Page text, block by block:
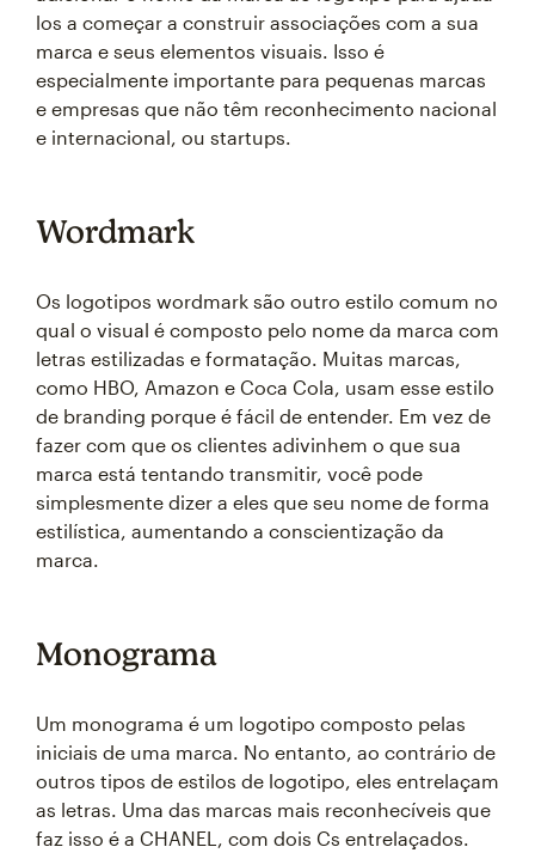
los a começar a construir associações com a sua
marca e seus elementos visuais. Isso é
especialmente importante para pequenas marcas
e empresas que não têm reconhecimento nacional
e internacional, ou startups.
Wordmark
Os logotipos wordmark são outro estilo comum no
qual o visual é composto pelo nome da marca com
letras estilizadas e formatação. Muitas marcas,
como HBO, Amazon e Coca Cola, usam esse estilo
de branding porque é fácil de entender. Em vez de
fazer com que os clientes adivinhem o que sua
marca está tentando transmitir, você pode
simplesmente dizer a eles que seu nome de forma
estilística, aumentando a conscientização da
marca.
Monograma
Um monograma é um logotipo composto pelas
iniciais de uma marca. No entanto, ao contrário de
outros tipos de estilos de logotipo, eles entrelaçam
as letras. Uma das marcas mais reconhecíveis que
faz isso é a CHANEL, com dois Cs entrelaçados.